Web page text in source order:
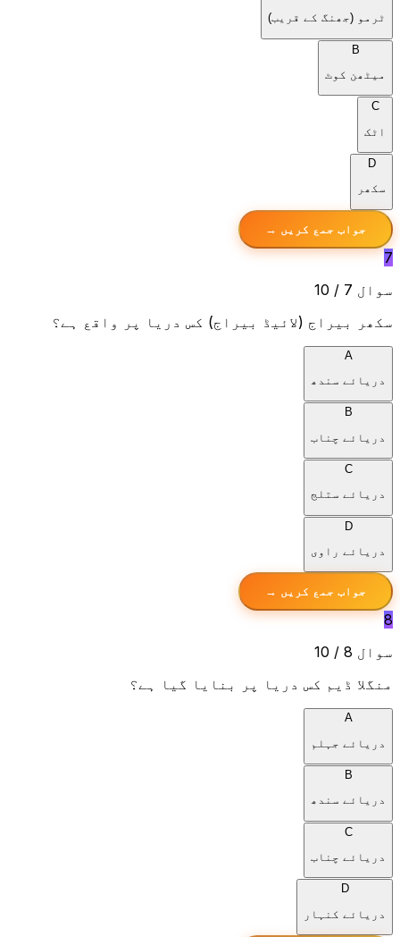
ٹرمو (جھنگ کے قریب)
B
میٹھن کوٹ
C
اٹک
D
سکھر
جواب جمع کریں →
7
سوال 7 / 10
سکھر بیراج (لائیڈ بیراج) کس دریا پر واقع ہے؟
A
دریائے سندھ
B
دریائے چناب
C
دریائے ستلج
D
دریائے راوی
جواب جمع کریں →
8
سوال 8 / 10
منگلا ڈیم کس دریا پر بنایا گیا ہے؟
A
دریائے جہلم
B
دریائے سندھ
C
دریائے چناب
D
دریائے کنہار